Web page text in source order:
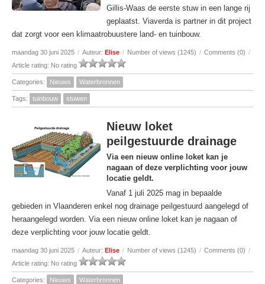
Gillis-Waas de eerste stuw in een lange rij
geplaatst. Viaverda is partner in dit project
dat zorgt voor een klimaatrobuustere land- en tuinbouw.
maandag 30 juni 2025 / Auteur: Elise / Number of views (1245) / Comments (0) /
Article rating: No rating
Categories: Nieuws Waterbronnen
Tags: tuinbouw stuwen
Nieuw loket
peilgestuurde drainage
Via een nieuw online loket kan je
nagaan of deze verplichting voor jouw
locatie geldt.
Vanaf 1 juli 2025 mag in bepaalde
gebieden in Vlaanderen enkel nog drainage peilgestuurd aangelegd of
heraangelegd worden. Via een nieuw online loket kan je nagaan of
deze verplichting voor jouw locatie geldt.
maandag 30 juni 2025 / Auteur: Elise / Number of views (1245) / Comments (0) /
Article rating: No rating
Categories: Nieuws Waterbronnen